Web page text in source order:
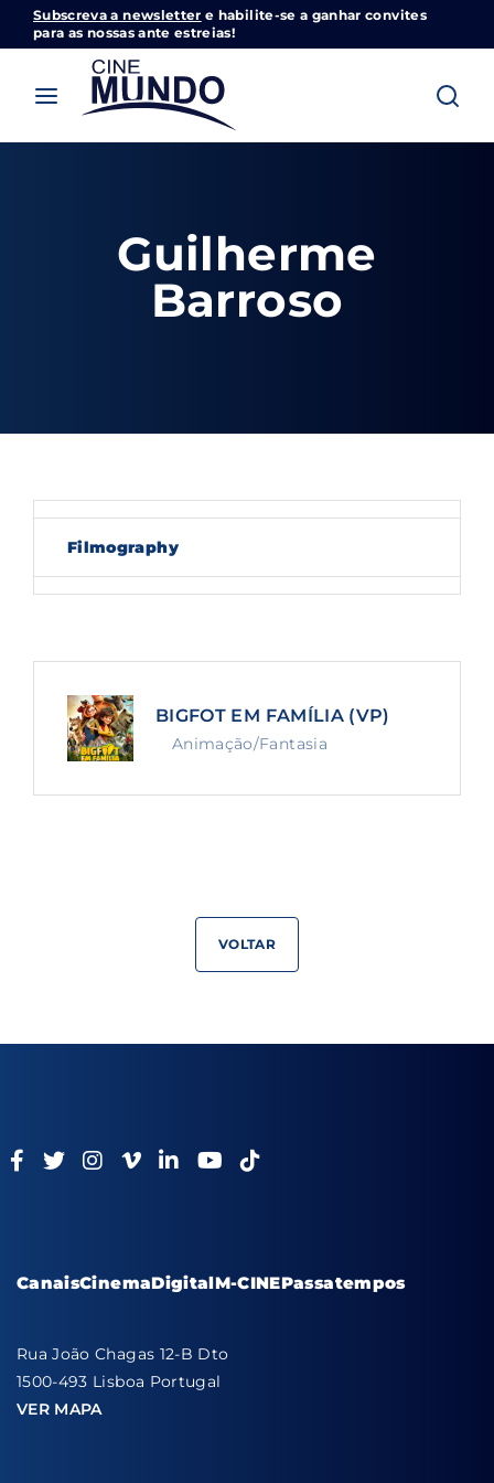
Subscreva a newsletter e habilite-se a ganhar convites
para as nossas ante estreias!
Guilherme
Barroso
Filmography
BIGFOT EM FAMÍLIA (VP)
Animação/Fantasia
VOLTAR
CanaisCinemaDigitalM-CINEPassatempos
Rua João Chagas 12-B Dto
1500-493 Lisboa Portugal
VER MAPA
Cinemundo – Onde O Cinema Acontece
Login
Password
By signing in, you agree toour terms and
conditionsand ourprivacy policy.